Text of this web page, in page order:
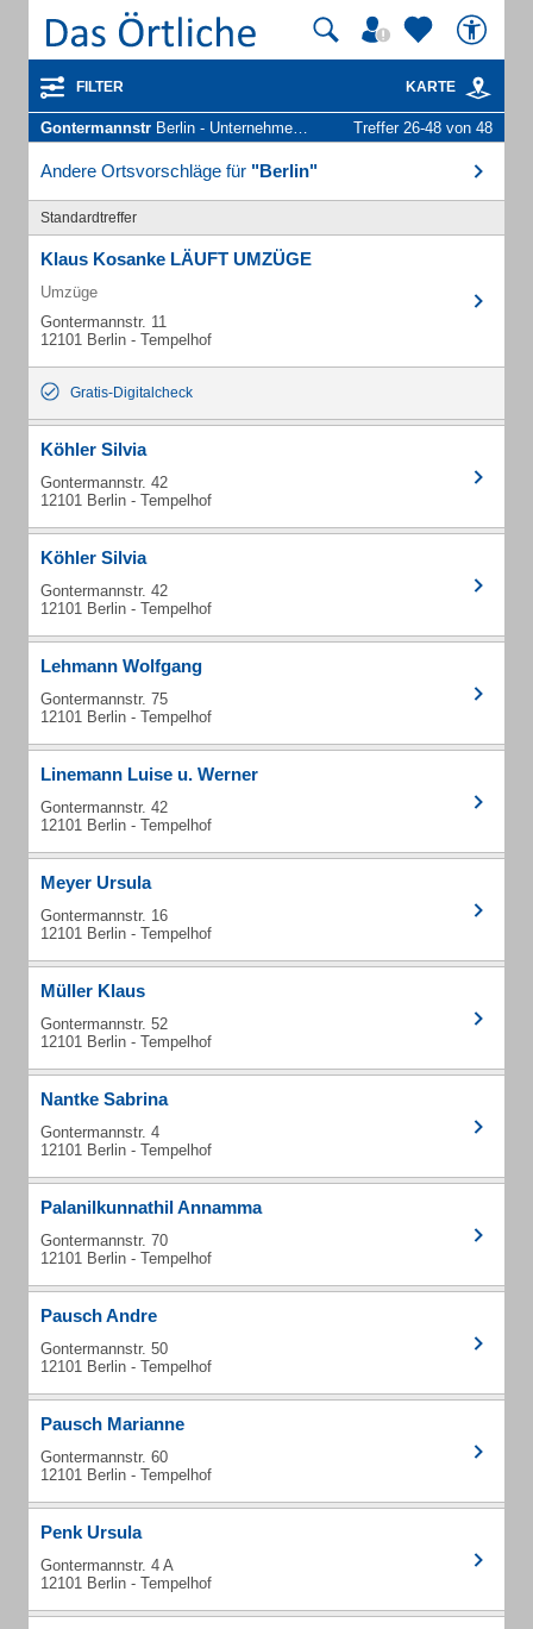
FILTER KARTE
Gontermannstr Berlin - Unternehmen und Personen Treffer 26-48 von 48
Andere Ortsvorschläge für "Berlin"
Standardtreffer
Klaus Kosanke LÄUFT UMZÜGE
Umzüge
Gontermannstr. 11
12101 Berlin - Tempelhof
Gratis-Digitalcheck
Köhler Silvia
Gontermannstr. 42
12101 Berlin - Tempelhof
Köhler Silvia
Gontermannstr. 42
12101 Berlin - Tempelhof
Lehmann Wolfgang
Gontermannstr. 75
12101 Berlin - Tempelhof
Linemann Luise u. Werner
Gontermannstr. 42
12101 Berlin - Tempelhof
Meyer Ursula
Gontermannstr. 16
12101 Berlin - Tempelhof
Müller Klaus
Gontermannstr. 52
12101 Berlin - Tempelhof
Nantke Sabrina
Gontermannstr. 4
12101 Berlin - Tempelhof
Palanilkunnathil Annamma
Gontermannstr. 70
12101 Berlin - Tempelhof
Pausch Andre
Gontermannstr. 50
12101 Berlin - Tempelhof
Pausch Marianne
Gontermannstr. 60
12101 Berlin - Tempelhof
Penk Ursula
Gontermannstr. 4 A
12101 Berlin - Tempelhof